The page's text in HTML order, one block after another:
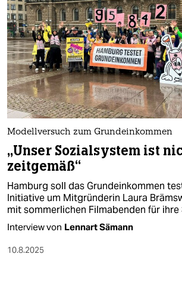
Modellversuch zum Grundeinkommen
„Unser Sozialsystem ist
zeitgemäß“
Hamburg soll das Grundeinkommen
Initiative um Mitgründerin Laura
mit sommerlichen Filmabenden für ihre
Interview von Lennart Sämann
10.8.2025